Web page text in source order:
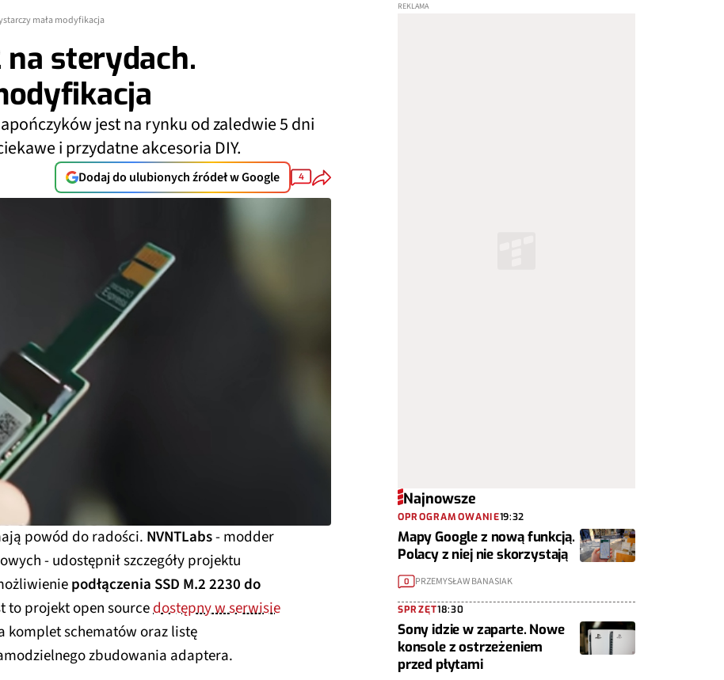
mała modyfikacja
sterydach.
jest na rynku od zaledwie 5 dni
i przydatne akcesoria DIY.
Dodaj do ulubionych źródeł w Google 4
powód do radości. NVNTLabs- modder
- udostępnił szczegóły projektu
podłączenia SSD M.2 2230 do
to projekt open sourcedostępny w serwisie
komplet schematów oraz listę
zbudowania adaptera.
Najnowsze
OPROGRAMOWANIE19:32
Mapy Google z nową funkcją.
Polacy z niej nie skorzystają
0 PRZEMYSŁAW BANASIAK
SPRZĘT18:30
Sony idzie w zaparte. Nowe
konsole z ostrzeżeniem
przed płytami